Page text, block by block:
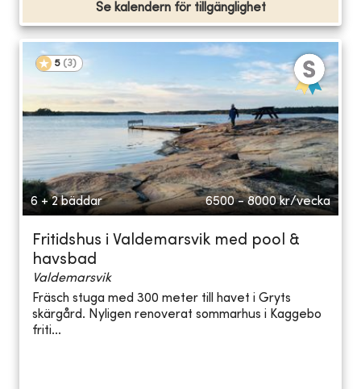
Se kalendern för tillgänglighet
5 (3)
6 + 2 bäddar 6500 - 8000 kr/vecka
Fritidshus i Valdemarsvik med pool &
havsbad
Valdemarsvik
Fräsch stuga med 300 meter till havet i Gryts
skärgård. Nyligen renoverat sommarhus i Kaggebo
friti...